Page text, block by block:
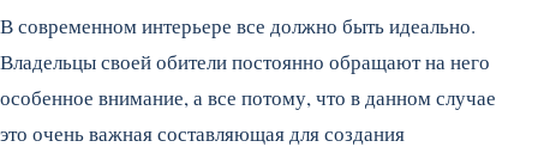
В современном интерьере все должно быть идеально.
Владельцы своей обители постоянно обращают на него
особенное внимание, а все потому, что в данном случае
это очень важная составляющая для создания